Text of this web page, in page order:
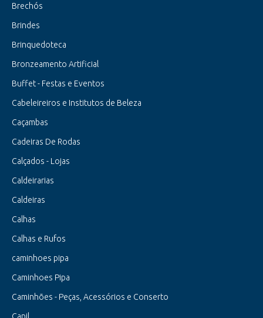
Brechós
Brindes
Brinquedoteca
Bronzeamento Artificial
Buffet - Festas e Eventos
Cabeleireiros e Institutos de Beleza
Caçambas
Cadeiras De Rodas
Calçados - Lojas
Caldeirarias
Caldeiras
Calhas
Calhas e Rufos
caminhoes pipa
Caminhoes Pipa
Caminhões - Peças, Acessórios e Conserto